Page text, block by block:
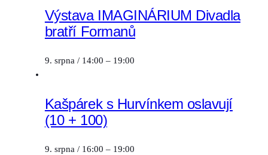
Výstava IMAGINÁRIUM Divadla
bratří Formanů
9. srpna / 14:00 – 19:00
Kašpárek s Hurvínkem oslavují
(10 + 100)
9. srpna / 16:00 – 19:00